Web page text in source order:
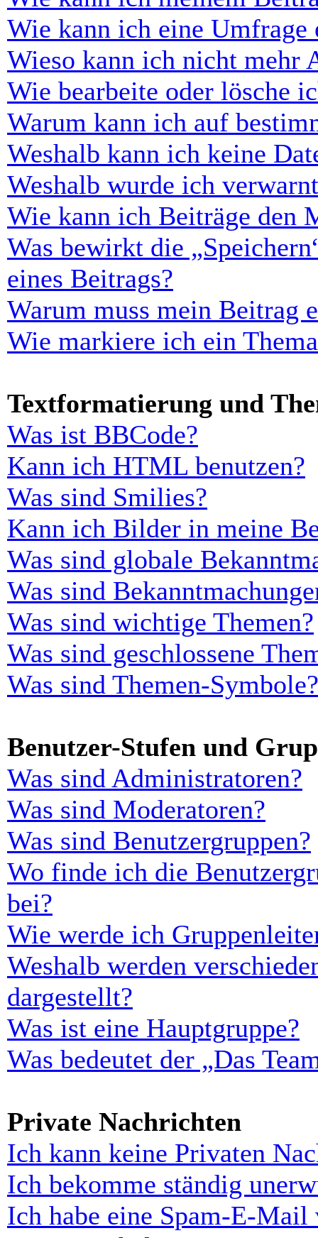
Wie kann ich eine Umfrage
Wieso kann ich nicht mehr
Wie bearbeite oder lösche
Warum kann ich auf
Weshalb kann ich keine
Weshalb wurde ich
Wie kann ich Beiträge den
Was bewirkt die
eines Beitrags?
Warum muss mein Beitrag
Wie markiere ich ein
Textformatierung und
Was ist BBCode?
Kann ich HTML benutzen?
Was sind Smilies?
Kann ich Bilder in meine
Was sind globale
Was sind
Was sind wichtige Themen?
Was sind geschlossene
Was sind Themen-Symbole?
Benutzer-Stufen und
Was sind Administratoren?
Was sind Moderatoren?
Was sind Benutzergruppen?
Wo finde ich die
bei?
Wie werde ich
Weshalb werden
dargestellt?
Was ist eine Hauptgruppe?
Was bedeutet der „Das
Private Nachrichten
Ich kann keine Privaten
Ich bekomme ständig
Ich habe eine Spam-E-